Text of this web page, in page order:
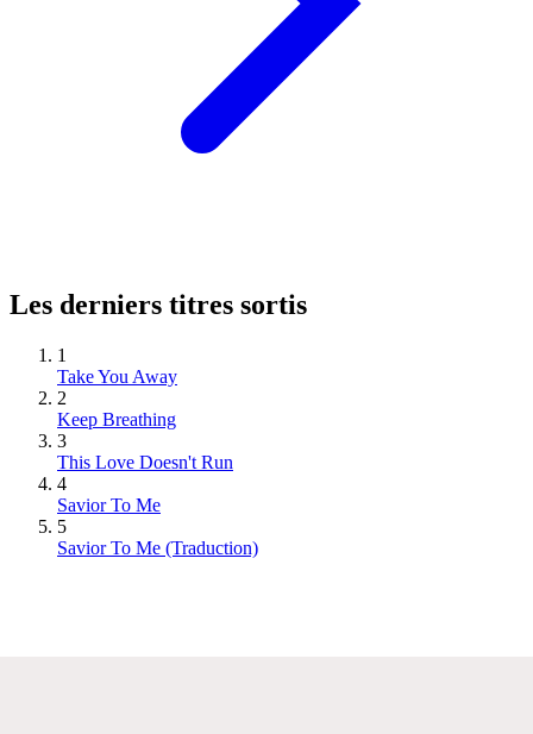
Les derniers titres sortis
1
Take You Away
2
Keep Breathing
3
This Love Doesn't Run
4
Savior To Me
5
Savior To Me (Traduction)